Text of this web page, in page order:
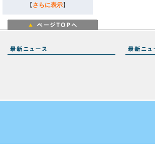
【 さらに表示】